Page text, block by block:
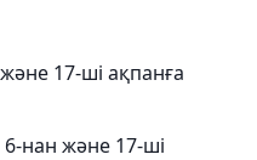
17-ші ақпанға
6-нан және 17-ші